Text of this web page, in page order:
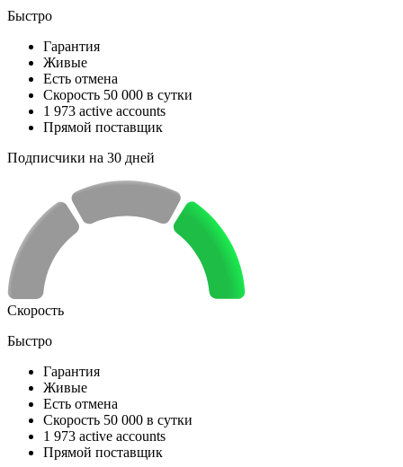
Быстро
Гарантия
Живые
Есть отмена
Скорость 50 000 в сутки
1 973 active accounts
Прямой поставщик
Подписчики на 30 дней
Скорость
Быстро
Гарантия
Живые
Есть отмена
Скорость 50 000 в сутки
1 973 active accounts
Прямой поставщик